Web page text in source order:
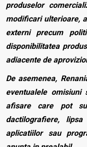
produselor
modificari ulterioare,
externi precum
disponibilitatea
adiacente de
De asemenea,
eventualele
afisare care pot
dactilografiere,
aplicatiilor sau